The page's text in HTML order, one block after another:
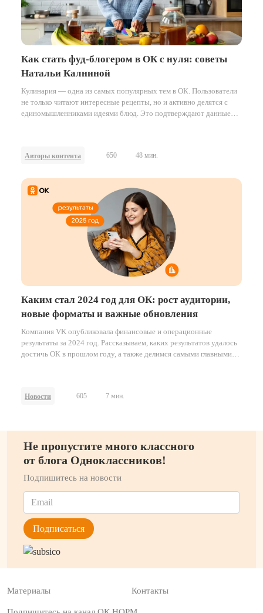
Как стать фуд-блогером в ОК с нуля: советы
Натальи Калниной
Кулинария — одна из самых популярных тем в ОК. Пользователи
не только читают интересные рецепты, но и активно делятся с
единомышленниками идеями блюд. Это подтверждают данные
Авторы контента 650 48 мин.
Каким стал 2024 год для ОК: рост аудитории,
новые форматы и важные обновления
Компания VK опубликовала финансовые и операционные
результаты за 2024 год. Рассказываем, каких результатов удалось
достичь ОК в прошлом году, а также делимся самыми главными
Новости 605 7 мин.
Не пропустите много классного
от блога Одноклассников!
Подпишитесь на новости
Материалы Контакты